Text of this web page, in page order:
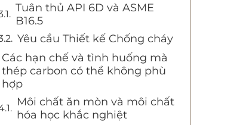
Tuân thủ API 6D và ASME
B16.5
Yêu cầu Thiết kế Chống cháy
Các hạn chế và tình huống mà
thép carbon có thể không phù
hợp
Môi chất ăn mòn và môi chất
hóa học khắc nghiệt